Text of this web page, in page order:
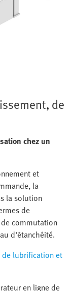
de
chez un
et
la
la solution
de
commutation
d'étanchéité.
lubrification et
en ligne de